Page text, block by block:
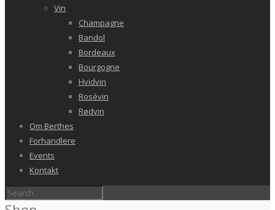
Vin
Champagne
Bandol
Bordeaux
Bourgogne
Hvidvin
Rosévin
Rødvin
Om Berthes
Forhandlere
Events
Kontakt